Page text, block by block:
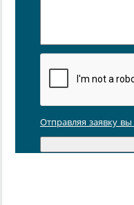
Отправляя заявку